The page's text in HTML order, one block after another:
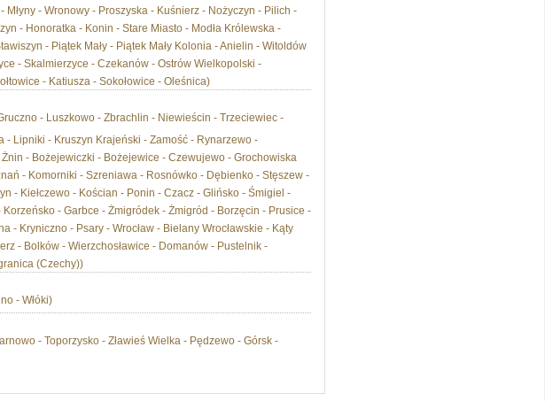
- Wronowy - Proszyska - Kuśnierz - Nożyczyn - Pilich -
- Honoratka - Konin - Stare Miasto - Modła Królewska -
- Piątek Mały - Piątek Mały Kolonia - Anielin - Witoldów
- Skalmierzyce - Czekanów - Ostrów Wielkopolski -
- Katiusza - Sokołowice - Oleśnica)
- Luszkowo - Zbrachlin - Niewieścin - Trzeciewiec -
- Lipniki - Kruszyn Krajeński - Zamość - Rynarzewo -
- Bożejewiczki - Bożejewice - Czewujewo - Grochowiska
- Komorniki - Szreniawa - Rosnówko - Dębienko - Stęszew -
- Kiełczewo - Kościan - Ponin - Czacz - Glińsko - Śmigiel -
- Garbce - Żmigródek - Żmigród - Borzęcin - Prusice -
- Kryniczno - Psary - Wrocław - Bielany Wrocławskie - Kąty
- Bolków - Wierzchosławice - Domanów - Pustelnik -
(Czechy))
- Włóki)
- Toporzysko - Zławieś Wielka - Pędzewo - Górsk -